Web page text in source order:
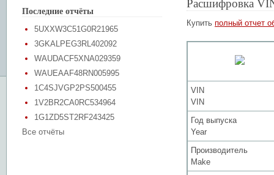
Последние отчёты
5UXXW3C51G0R21965
3GKALPEG3RL402092
WAUDACF5XNA029359
WAUEAAF48RN005995
1C4SJVGP2PS500455
1V2BR2CA0RC534964
1G1ZD5ST2RF243425
Все отчёты
Расшифровка
Купить полный отчет
VIN
VIN
Год выпуска
Year
Производитель
Make